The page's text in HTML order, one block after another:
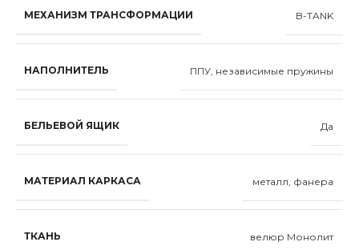
МЕХАНИЗМ ТРАНСФОРМАЦИИ B-TANK
НАПОЛНИТЕЛЬ ППУ, независимые пружины
БЕЛЬЕВОЙ ЯЩИК Да
МАТЕРИАЛ КАРКАСА металл, фанера
ТКАНЬ велюр Монолит